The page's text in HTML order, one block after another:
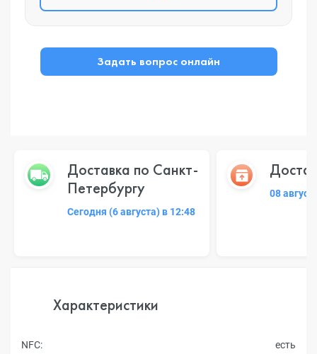
Задать вопрос онлайн
Доставка по Санкт-
Петербургу
Сегодня (6 августа) в 12:48
08
Характеристики
NFC: есть